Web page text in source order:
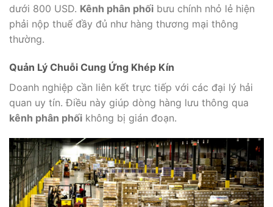
dưới 800 USD. Kênh phân phối bưu chính nhỏ lẻ hiện
phải nộp thuế đầy đủ như hàng thương mại thông
thường.
Quản Lý Chuỗi Cung Ứng Khép Kín
Doanh nghiệp cần liên kết trực tiếp với các đại lý hải
quan uy tín. Điều này giúp dòng hàng lưu thông qua
kênh phân phối không bị gián đoạn.